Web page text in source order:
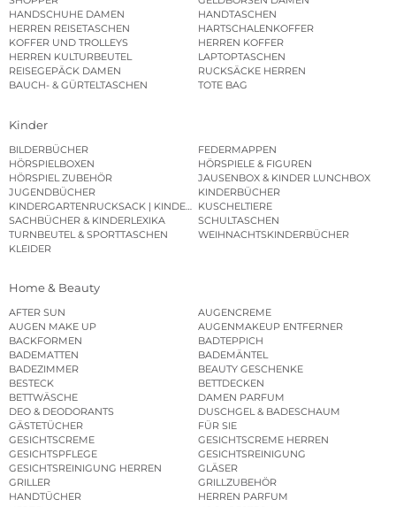
HANDSCHUHE DAMEN
HANDTASCHEN
HERREN REISETASCHEN
HARTSCHALENKOFFER
KOFFER UND TROLLEYS
HERREN KOFFER
HERREN KULTURBEUTEL
LAPTOPTASCHEN
REISEGEPÄCK DAMEN
RUCKSÄCKE HERREN
BAUCH- & GÜRTELTASCHEN
TOTE BAG
Kinder
BILDERBÜCHER
FEDERMAPPEN
HÖRSPIELBOXEN
HÖRSPIELE & FIGUREN
HÖRSPIEL ZUBEHÖR
JAUSENBOX & KINDER LUNCHBOX
JUGENDBÜCHER
KINDERBÜCHER
KINDERGARTENRUCKSACK | KINDERGARTENBEUTEL
KUSCHELTIERE
SACHBÜCHER & KINDERLEXIKA
SCHULTASCHEN
TURNBEUTEL & SPORTTASCHEN
WEIHNACHTSKINDERBÜCHER
KLEIDER
Home & Beauty
AFTER SUN
AUGENCREME
AUGEN MAKE UP
AUGENMAKEUP ENTFERNER
BACKFORMEN
BADTEPPICH
BADEMATTEN
BADEMÄNTEL
BADEZIMMER
BEAUTY GESCHENKE
BESTECK
BETTDECKEN
BETTWÄSCHE
DAMEN PARFUM
DEO & DEODORANTS
DUSCHGEL & BADESCHAUM
GÄSTETÜCHER
FÜR SIE
GESICHTSCREME
GESICHTSCREME HERREN
GESICHTSPFLEGE
GESICHTSREINIGUNG
GESICHTSREINIGUNG HERREN
GLÄSER
GRILLER
GRILLZUBEHÖR
HANDTÜCHER
HERREN PARFUM